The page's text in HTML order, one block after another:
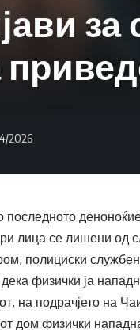
за
2026
лица се лишени од
полициски
физички ја
на подрачјето на
дом физички